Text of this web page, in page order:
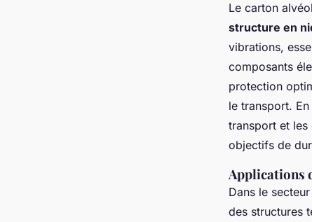
Le carton
structure en
vibrations,
composants
protection
le transport.
transport et les
objectifs de
Applications
Dans le
des structures